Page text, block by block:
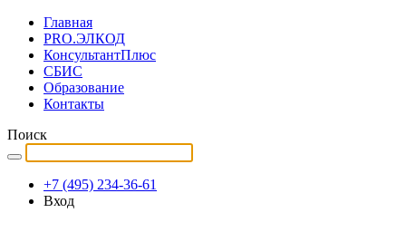
Главная
PRO.ЭЛКОД
КонсультантПлюс
СБИС
Образование
Контакты
Поиск
+7 (495) 234-36-61
Вход